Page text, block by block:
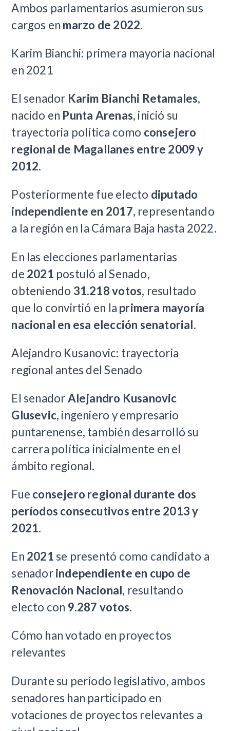
Ambos parlamentarios asumieron sus
cargos en marzo de 2022.
Karim Bianchi: primera mayoría nacional
en 2021
El senador Karim Bianchi Retamales,
nacido en Punta Arenas, inició su
trayectoria política como consejero
regional de Magallanes entre 2009 y
2012.
Posteriormente fue electo diputado
independiente en 2017, representando
a la región en la Cámara Baja hasta 2022.
En las elecciones parlamentarias
de 2021 postuló al Senado,
obteniendo 31.218 votos, resultado
que lo convirtió en la primera mayoría
nacional en esa elección senatorial.
Alejandro Kusanovic: trayectoria
regional antes del Senado
El senadorAlejandro Kusanovic
Glusevic, ingeniero y empresario
puntarenense, también desarrolló su
carrera política inicialmente en el
ámbito regional.
Fue consejero regional durante dos
períodos consecutivos entre 2013 y
2021.
En 2021 se presentó como candidato a
senadorindependiente en cupo de
Renovación Nacional, resultando
electo con 9.287 votos.
Cómo han votado en proyectos
relevantes
Durante su período legislativo, ambos
senadores han participado en
votaciones de proyectos relevantes a